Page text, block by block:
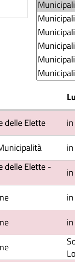
delle Elette
delle Elette -